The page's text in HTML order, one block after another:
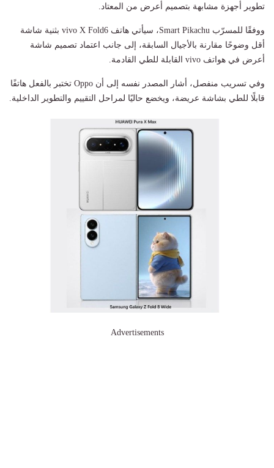
تطوير أجهزة مشابهة بتصميم أعرض من المعتاد.
ووفقًا للمسرّب Smart Pikachu، سيأتي هاتف vivo X Fold6 بثنية شاشة
أقل وضوحًا مقارنة بالأجيال السابقة، إلى جانب اعتماد تصميم شاشة
أعرض في هواتف vivo القابلة للطي القادمة.
وفي تسريب منفصل، أشار المصدر نفسه إلى أن Oppo تختبر بالفعل هاتفًا
قابلًا للطي بشاشة عريضة، ويخضع حاليًا لمراحل التقييم والتطوير الداخلية.
Advertisements